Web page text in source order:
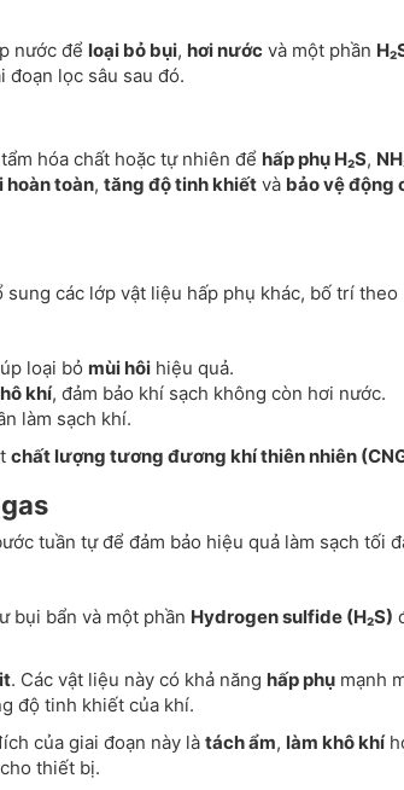
nước để loại bỏ bụi, hơi nước và một phần
đoạn lọc sâu sau đó.
hóa chất hoặc tự nhiên để hấp phụ H₂S,
hoàn toàn, tăng độ tinh khiết và bảo vệ động
sung các lớp vật liệu hấp phụ khác, bố trí theo
loại bỏ mùi hôi hiệu quả.
khí, đảm bảo khí sạch không còn hơi nước.
làm sạch khí.
chất lượng tương đương khí thiên nhiên
tuần tự để đảm bảo hiệu quả làm sạch tối
bụi bẩn và một phần Hydrogen sulfide (H₂S)
. Các vật liệu này có khả năng hấp phụ mạnh
độ tinh khiết của khí.
của giai đoạn này là tách ẩm, làm khô khí
thiết bị.